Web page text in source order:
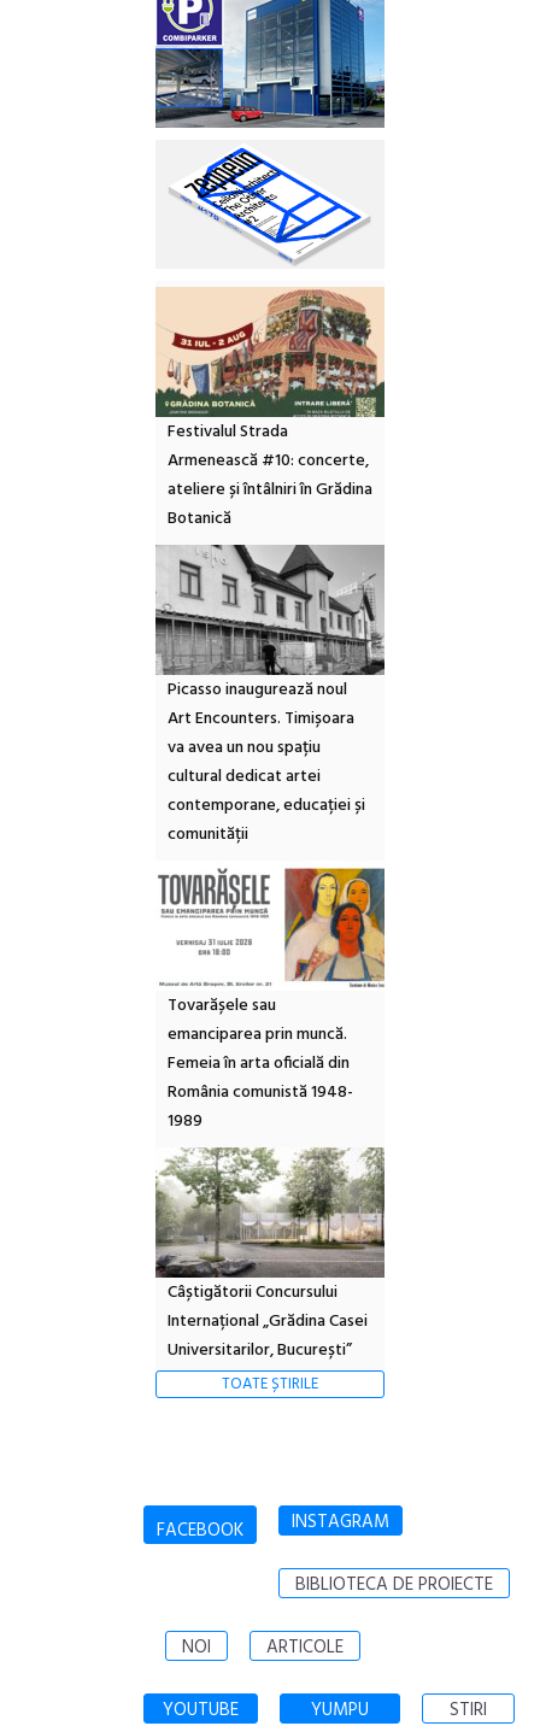
Festivalul Strada
Armenească #10: concerte,
ateliere și întâlniri în Grădina
Botanică
Picasso inaugurează noul
Art Encounters. Timișoara
va avea un nou spațiu
cultural dedicat artei
contemporane, educației și
comunității
Tovarășele sau
emanciparea prin muncă.
Femeia în arta oficială din
România comunistă 1948-
1989
Câștigătorii Concursului
Internațional „Grădina Casei
Universitarilor, București”
TOATE ȘTIRILE
FACEBOOK INSTAGRAM
BIBLIOTECA DE PROIECTE
NOI ARTICOLE
YOUTUBE YUMPU STIRI